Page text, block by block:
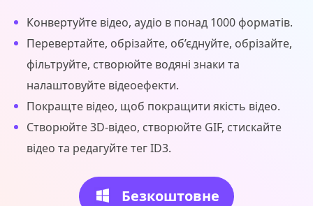
Конвертуйте відео, аудіо в понад 1000 форматів.
Перевертайте, обрізайте, об’єднуйте, обрізайте,
фільтруйте, створюйте водяні знаки та
налаштовуйте відеоефекти.
Покращте відео, щоб покращити якість відео.
Створюйте 3D-відео, створюйте GIF, стискайте
відео та редагуйте тег ID3.
Безкоштовне